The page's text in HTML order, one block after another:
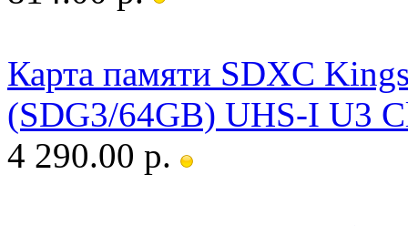
Карта памяти SDXC
(SDG3/64GB) UHS-I U3
4 290.00 р.